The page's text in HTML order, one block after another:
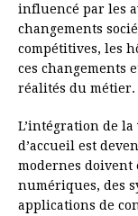
influencé par les
changements
compétitives, les
ces changements
réalités du métier.
L’intégration de la
d’accueil est
modernes doivent
numériques, des
applications de